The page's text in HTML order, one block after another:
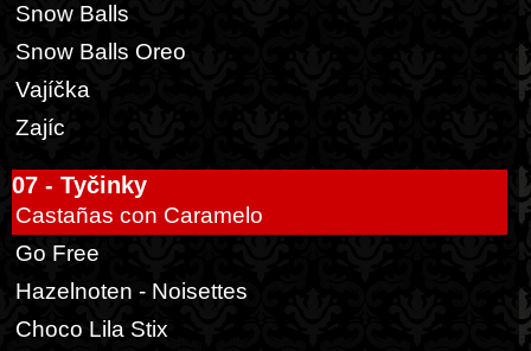
Snow Balls
Snow Balls Oreo
Vajíčka
Zajíc
07 - Tyčinky
Castañas con Caramelo
Go Free
Hazelnoten - Noisettes
Choco Lila Stix